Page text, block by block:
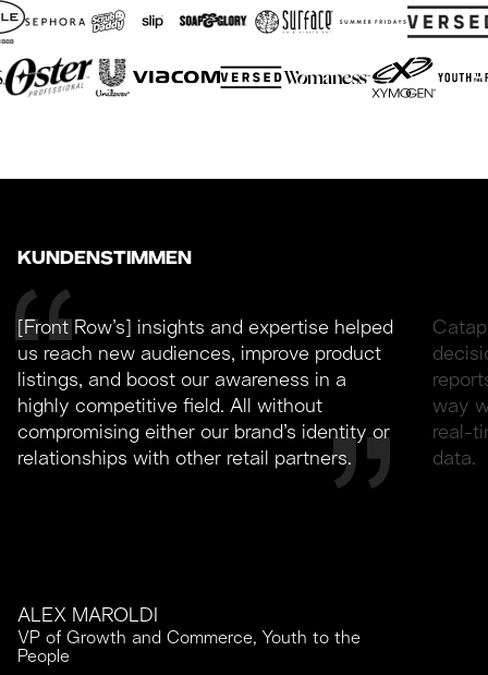
KUNDENSTIMMEN
[Front Row’s] insights and expertise helped
us reach new audiences, improve product
listings, and boost our awareness in a
highly competitive field. All without
compromising either our brand’s identity or
relationships with other retail partners.
ALEX MAROLDI
VP of Growth and Commerce, Youth to the
People
way
real-
data.